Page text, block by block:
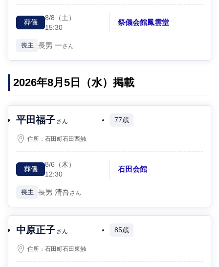
葬儀
8/8 （土）
15:30
祭儀会館鳳雲堂
喪主 長男 一さん
2026年8月5日（水）掲載
平田福子 さん 77歳
住所：石田町石田西触
葬儀
8/6 （木）
12:30
石田会館
喪主 長男 清吾さん
中原正子 さん 85歳
住所：石田町石田東触